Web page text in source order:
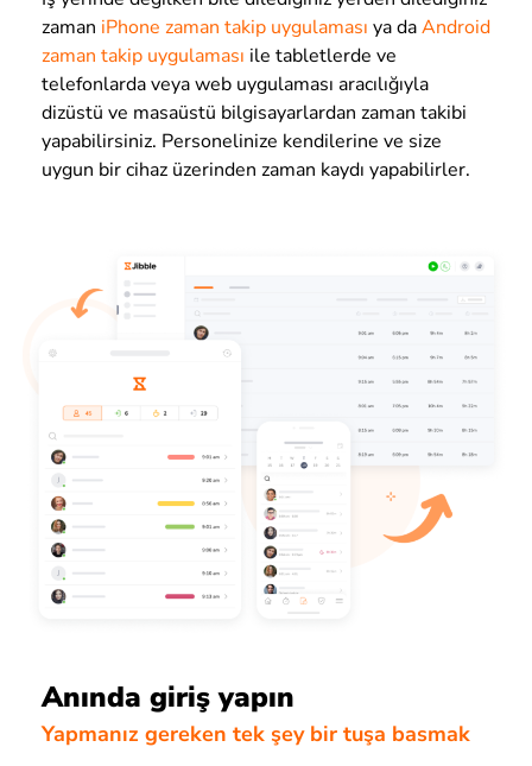
zaman iPhone zaman takip uygulaması ya daAndroid
zaman takip uygulaması ile tabletlerde ve
telefonlarda veya web uygulaması aracılığıyla
dizüstü ve masaüstü bilgisayarlardan zaman takibi
yapabilirsiniz. Personelinize kendilerine ve size
uygun bir cihaz üzerinden zaman kaydı yapabilirler.
Anında giriş yapın
Yapmanız gereken tek şey bir tuşa basmak